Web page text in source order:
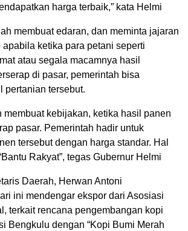
harga terbaik,” kata Helmi
membuat edaran, dan meminta jajaran
ketika para petani seperti
atau segala macamnya hasil
di pasar, pemerintah bisa
pertanian tersebut.
membuat kebijakan, ketika hasil panen
pasar. Pemerintah hadir untuk
tersebut dengan harga standar. Hal
Rakyat”, tegas Gubernur Helmi
Daerah, Herwan Antoni
ini mendengar ekspor dari Asosiasi
terkait rencana pengembangan kopi
Bengkulu dengan “Kopi Bumi Merah